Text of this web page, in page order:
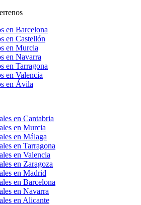
en Barcelona
en Castellón
en Murcia
en Navarra
en Tarragona
en Valencia
en Ávila
en Cantabria
en Murcia
en Málaga
en Tarragona
en Valencia
en Zaragoza
en Madrid
en Barcelona
en Navarra
en Alicante